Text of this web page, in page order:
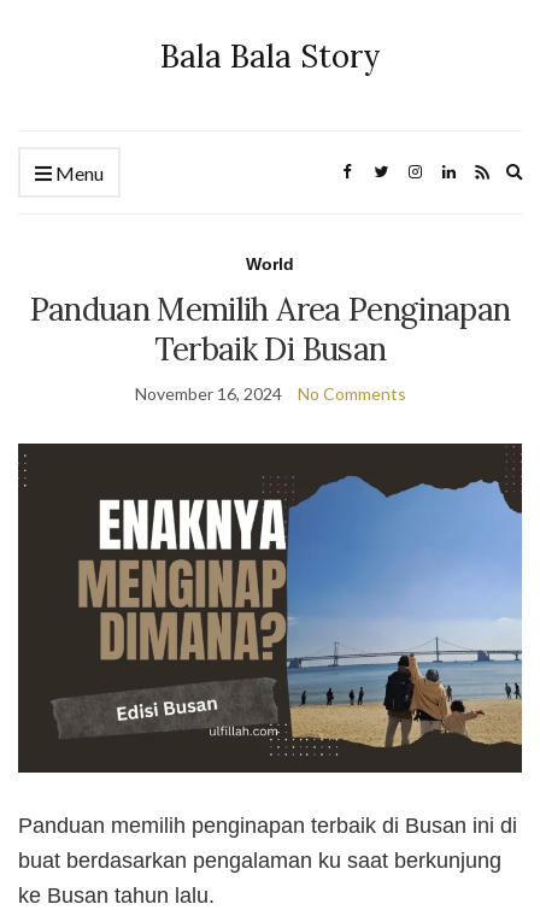
Bala Bala Story
Menu
World
Panduan Memilih Area Penginapan
Terbaik Di Busan
November 16, 2024 No Comments
Panduan memilih penginapan terbaik di Busan ini di
buat berdasarkan pengalaman ku saat berkunjung
ke Busan tahun lalu.